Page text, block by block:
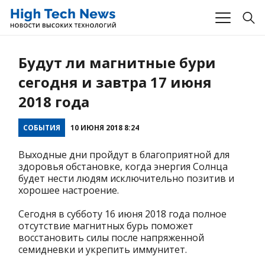
Будут ли магнитные бури
сегодня и завтра 17 июня
2018 года
СОБЫТИЯ 10 ИЮНЯ 2018 8:24
Выходные дни пройдут в благоприятной для
здоровья обстановке, когда энергия Солнца
будет нести людям исключительно позитив и
хорошее настроение.
Сегодня в субботу 16 июня 2018 года полное
отсутствие магнитных бурь поможет
восстановить силы после напряженной
семидневки и укрепить иммунитет.